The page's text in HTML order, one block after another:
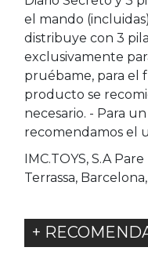
el mando
distribuye con 3
exclusivamente
pruébame, para el
producto se
necesario. - Para
recomendamos el
IMC.TOYS, S.A
Terrassa,
+